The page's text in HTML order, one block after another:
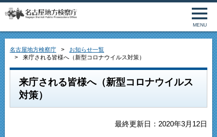
MENU
名古屋地方検察庁
お知らせ一覧
来庁される皆様へ（新型コロナウイルス対策）
来庁される皆様へ（新型コロナウイルス
対策）
最終更新日：2020年3月12日